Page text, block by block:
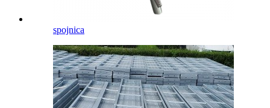
spojnica